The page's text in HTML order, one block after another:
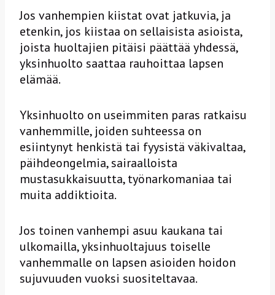
Jos vanhempien kiistat ovat jatkuvia, ja
etenkin, jos kiistaa on sellaisista asioista,
joista huoltajien pitäisi päättää yhdessä,
yksinhuolto saattaa rauhoittaa lapsen
elämää.
Yksinhuolto on useimmiten paras ratkaisu
vanhemmille, joiden suhteessa on
esiintynyt henkistä tai fyysistä väkivaltaa,
päihdeongelmia, sairaalloista
mustasukkaisuutta, työnarkomaniaa tai
muita addiktioita.
Jos toinen vanhempi asuu kaukana tai
ulkomailla, yksinhuoltajuus toiselle
vanhemmalle on lapsen asioiden hoidon
sujuvuuden vuoksi suositeltavaa.